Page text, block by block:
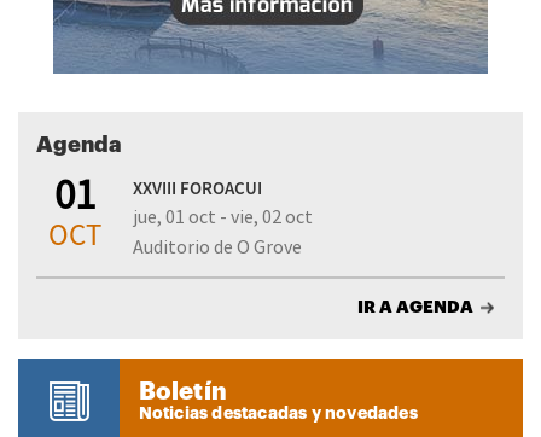
Agenda
01
OCT
XXVIII FOROACUI
jue, 01 oct - vie, 02 oct
Auditorio de O Grove
IR A AGENDA
Boletín
Noticias destacadas y novedades